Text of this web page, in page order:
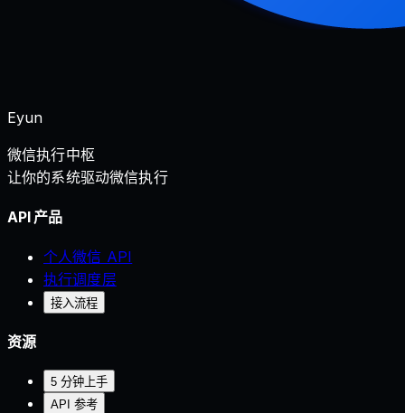
Eyun
微信执行中枢
让你的系统驱动微信执行
API 产品
个人微信 API
执行调度层
接入流程
资源
5 分钟上手
API 参考